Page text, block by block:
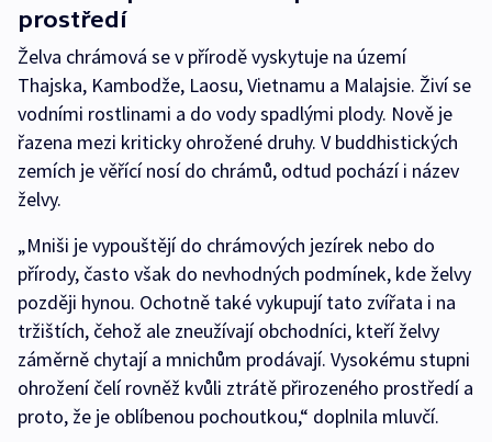
prostředí
Želva chrámová se v přírodě vyskytuje na území
Thajska, Kambodže, Laosu, Vietnamu a Malajsie. Živí se
vodními rostlinami a do vody spadlými plody. Nově je
řazena mezi kriticky ohrožené druhy. V buddhistických
zemích je věřící nosí do chrámů, odtud pochází i název
želvy.
„Mniši je vypouštějí do chrámových jezírek nebo do
přírody, často však do nevhodných podmínek, kde želvy
později hynou. Ochotně také vykupují tato zvířata i na
tržištích, čehož ale zneužívají obchodníci, kteří želvy
záměrně chytají a mnichům prodávají. Vysokému stupni
ohrožení čelí rovněž kvůli ztrátě přirozeného prostředí a
proto, že je oblíbenou pochoutkou,“ doplnila mluvčí.